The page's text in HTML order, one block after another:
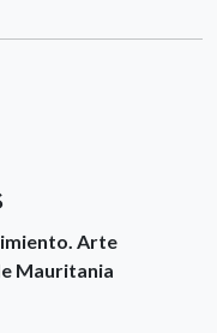
Arte
Mauritania